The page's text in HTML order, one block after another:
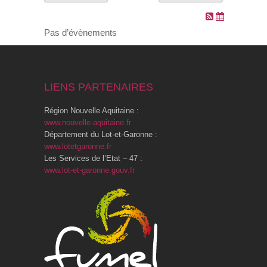
SOCIAL
SPORTS ET LOISIRS
CULTURE ET PATRIMOINE
RENDEZ-VOUS EN LIGNE
Pas d’évènements
LIENS PARTENAIRES
Région Nouvelle Aquitaine :
www.nouvelle-aquitaine.fr
Département du Lot-et-Garonne :
www.lotetgaronne.fr
Les Services de l’Etat – 47 :
www.lot-et-garonne.gouv.fr